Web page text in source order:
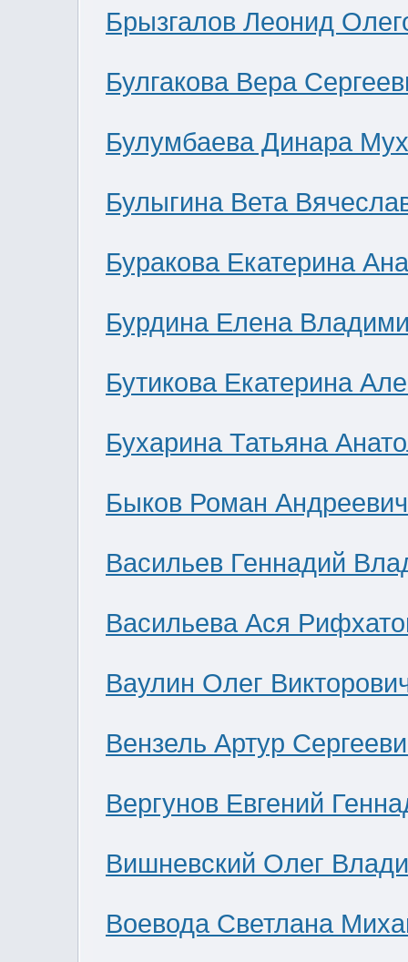
Брызгалов Леонид
Булгакова Вера
Булумбаева Динара
Булыгина Вета
Буракова Екатерина
Бурдина Елена
Бутикова Екатерина
Бухарина Татьяна
Быков Роман Андреевич
Васильев Геннадий
Васильева Ася
Ваулин Олег
Вензель Артур
Вергунов Евгений
Вишневский Олег
Воевода Светлана